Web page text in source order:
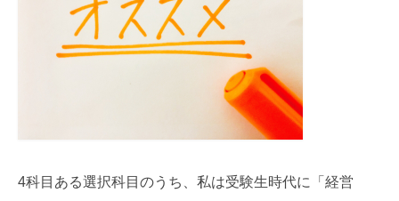
4科目ある選択科目のうち、私は受験生時代に「経営